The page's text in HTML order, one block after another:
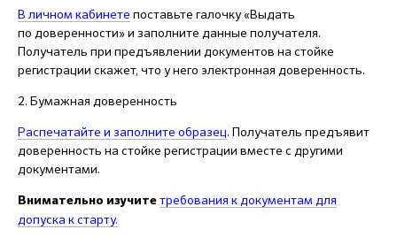
В личном кабинете поставьте галочку «Выдать
по доверенности» и заполните данные получателя.
Получатель при предъявлении документов на стойке
регистрации скажет, что у него электронная доверенность.
2. Бумажная доверенность
Распечатайте и заполните образец. Получатель предъявит
доверенность на стойке регистрации вместе с другими
документами.
Внимательно изучите требования к документам для
допуска к старту.